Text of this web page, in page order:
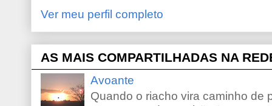
Ver meu perfil completo
AS MAIS COMPARTILHADAS NA
Avoante
Quando o riacho vira caminho de